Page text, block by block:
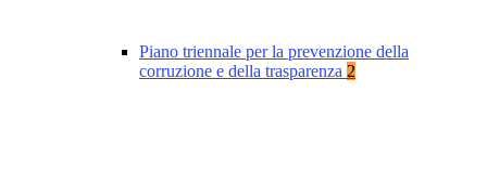
Piano triennale per la prevenzione della
corruzione e della trasparenza 2